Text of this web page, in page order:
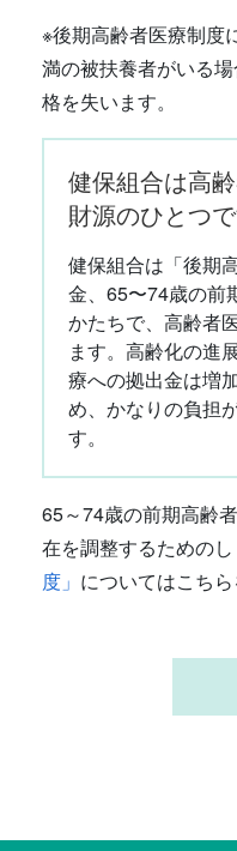
※後期高齢者医療制度
満の被扶養者がいる
格を失います。
健保組合は高
財源のひとつ
健保組合は「後期
金、65〜74歳の前
かたちで、高齢者
ます。高齢化の進
療への拠出金は増
め、かなりの負担
す。
65～74歳の前期高齢
在を調整するための
度」 についてはこちら